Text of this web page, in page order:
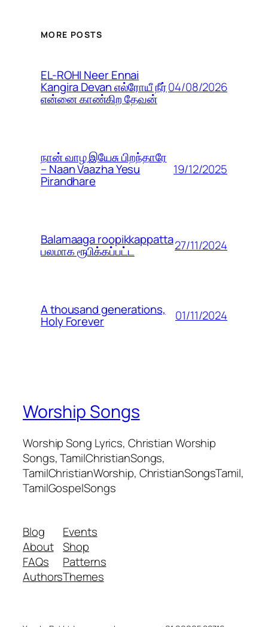
MORE POSTS
EL-ROHI Neer Ennai
Kangira Devan எல்ரோயீ நீர்
என்னை காண்கிற தேவன்
04/08/2026
நான் வாழ இயேசு பிறந்தாரே
– Naan Vaazha Yesu
Pirandhare
19/12/2025
Balamaaga roopikkappatta
பலமாக ரூபிக்கப்பட்ட 27/11/2024
A thousand generations,
Holy Forever 01/11/2024
Worship Songs
Worship Song Lyrics, Christian Worship
Songs, TamilChristianSongs,
TamilChristianWorship, ChristianSongsTamil,
TamilGospelSongs
Blog
About
FAQs
Authors
Events
Shop
Patterns
Themes